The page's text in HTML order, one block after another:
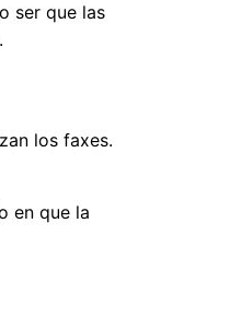
ser que las
los faxes.
en que la